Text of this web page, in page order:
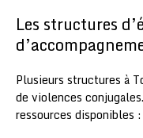
Les structures
Plusieurs structures à
de violences
ressources disponibles :